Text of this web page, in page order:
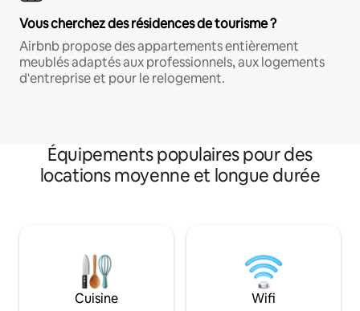
Vous cherchez des résidences de tourisme ?
Airbnb propose des appartements entièrement
meublés adaptés aux professionnels, aux logements
d'entreprise et pour le relogement.
Équipements populaires pour des
locations moyenne et longue durée
Cuisine Wifi